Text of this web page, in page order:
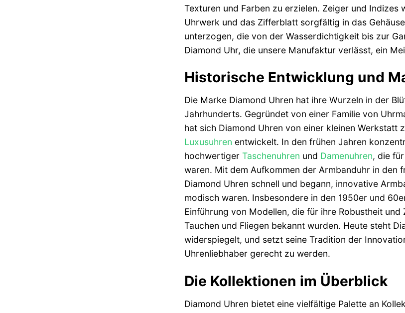
Texturen und Farben zu erzielen. Zeiger und
Uhrwerk und das Zifferblatt sorgfältig in das
unterzogen, die von der Wasserdichtigkeit bis zur
Diamond Uhr, die unsere Manufaktur verlässt, ein
Historische Entwicklung und
Die Marke Diamond Uhren hat ihre Wurzeln in der
Jahrhunderts. Gegründet von einer Familie von
hat sich Diamond Uhren von einer kleinen Werkstatt
Luxusuhren entwickelt. In den frühen Jahren
hochwertiger Taschenuhren und Damenuhren, die
waren. Mit dem Aufkommen der Armbanduhr in
Diamond Uhren schnell und begann, innovative
modisch waren. Insbesondere in den 1950er und
Einführung von Modellen, die für ihre Robustheit
Tauchen und Fliegen bekannt wurden. Heute steht
widerspiegelt, und setzt seine Tradition der
Uhrenliebhaber gerecht zu werden.
Die Kollektionen im Überblick
Diamond Uhren bietet eine vielfältige Palette an